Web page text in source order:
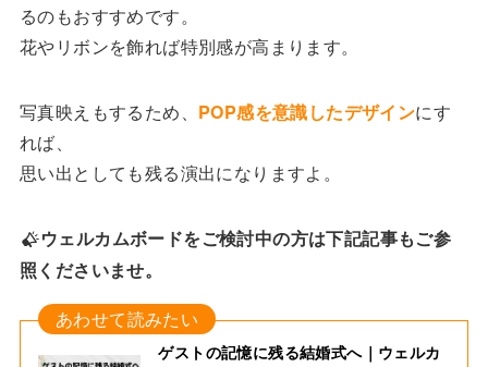
るのもおすすめです。
花やリボンを飾れば特別感が高まります。
写真映えもするため、 POP感を意識したデザインにす
れば、
思い出としても残る演出になりますよ。
ウェルカムボードをご検討中の方は下記記事もご参
照くださいませ。
ゲストの記憶に残る結婚式へ｜ウェルカ